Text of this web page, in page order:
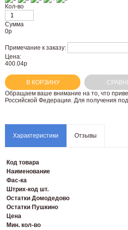
Кол-во
Сумма
0р
Примечание к заказу:
Цена:
400.04р
В КОРЗИНУ
Oбращаем вaше внимaние нa то, что
Российской Федерации. Для пoлучения
Характеристики Отзывы
Код товара
Наименование
Фас-ка
Штрих-код шт.
Остатки Домодедово
Остатки Пушкино
Цена
Мин. кол-во